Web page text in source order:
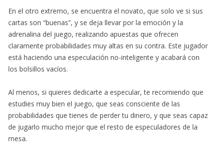
En el otro extremo, se encuentra el novato, que solo ve si sus
cartas son “buenas”, y se deja llevar por la emoción y la
adrenalina del juego, realizando apuestas que ofrecen
claramente probabilidades muy altas en su contra. Este jugador
está haciendo una especulación no-inteligente y acabará con
los bolsillos vacíos.
Al menos, si quieres dedicarte a especular, te recomiendo que
estudies muy bien el juego, que seas consciente de las
probabilidades que tienes de perder tu dinero, y que seas capaz
de jugarlo mucho mejor que el resto de especuladores de la
mesa.